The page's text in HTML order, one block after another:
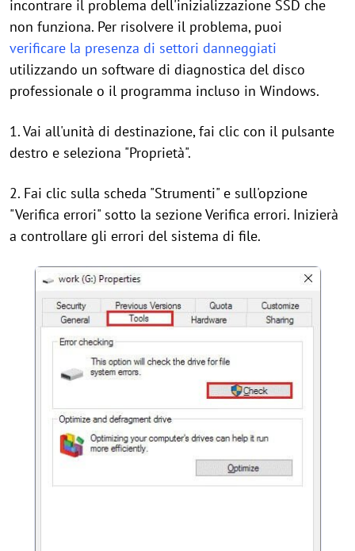
incontrare il problema dell'inizializzazione SSD che
non funziona. Per risolvere il problema, puoi
verificare la presenza di settori danneggiati
utilizzando un software di diagnostica del disco
professionale o il programma incluso in Windows.
1. Vai all'unità di destinazione, fai clic con il pulsante
destro e seleziona "Proprietà".
2. Fai clic sulla scheda "Strumenti" e sull'opzione
"Verifica errori" sotto la sezione Verifica errori. Inizierà
a controllare gli errori del sistema di file.